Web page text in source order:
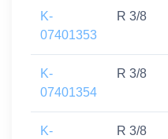
K-
07401353
R 3/8
K-
07401354
R 3/8
K-
R 3/8